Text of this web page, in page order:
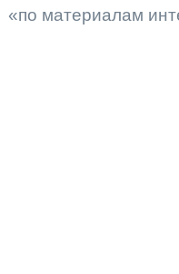
«по материалам